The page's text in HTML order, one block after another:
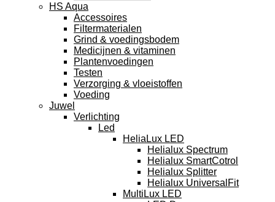
HS Aqua
Accessoires
Filtermaterialen
Grind & voedingsbodem
Medicijnen & vitaminen
Plantenvoedingen
Testen
Verzorging & vloeistoffen
Voeding
Juwel
Verlichting
Led
HeliaLux LED
Helialux Spectrum
Helialux SmartCotrol
Helialux Splitter
Helialux UniversalFit
MultiLux LED